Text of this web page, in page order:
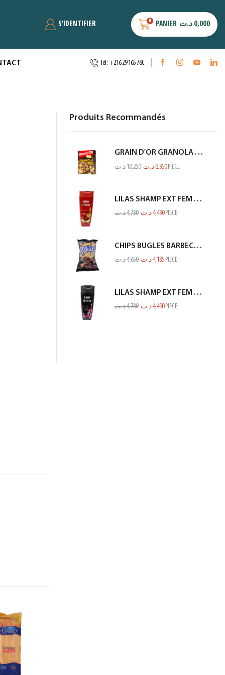
S'IDENTIFIER 0 PANIER 0,000 د.ت
Tél: +216 29 165 760
Produits Recommandés
GRAIN D'OR GRANOLA CHOCO BANANE 300GR
10,250د.ت 6,950 د.ت PIECE
LILAS SHAMP EXT FEM COL OU MECH ROUGE 350ML
4,780د.ت 4,490 د.ت PIECE
CHIPS BUGLES BARBECUE 75GR
4,650د.ت 4,185 د.ت PIECE
LILAS SHAMP EXT FEM CHEV NOIR 350ML
4,780د.ت 4,490 د.ت PIECE